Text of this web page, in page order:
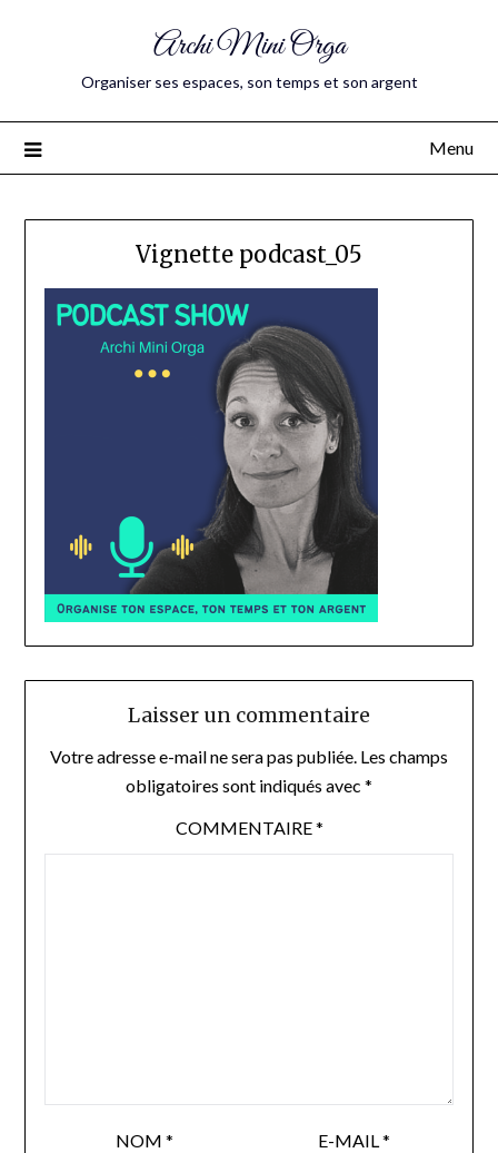
Archi Mini Orga
Organiser ses espaces, son temps et son argent
Menu
Vignette podcast_05
Laisser un commentaire
Votre adresse e-mail ne sera pas publiée. Les champs
obligatoires sont indiqués avec *
COMMENTAIRE*
NOM * E-MAIL*